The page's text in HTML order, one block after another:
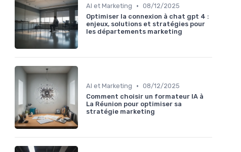
AI et Marketing • 08/12/2025
Optimiser la connexion à chat gpt 4 :
enjeux, solutions et stratégies pour
les départements marketing
AI et Marketing • 08/12/2025
Comment choisir un formateur IA à
La Réunion pour optimiser sa
stratégie marketing